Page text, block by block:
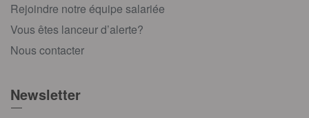
Rejoindre notre équipe salariée
Vous êtes lanceur d’alerte?
Nous contacter
Newsletter